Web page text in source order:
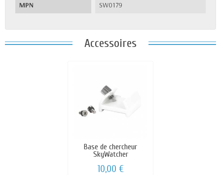
MPN SW0179
Accessoires
Base de chercheur
SkyWatcher
10,00 €